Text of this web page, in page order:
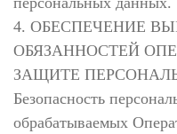
4. ОБЕСПЕЧЕНИЕ
ОБЯЗАННОСТЕЙ
ЗАЩИТЕ
Безопасность
обрабатываемых